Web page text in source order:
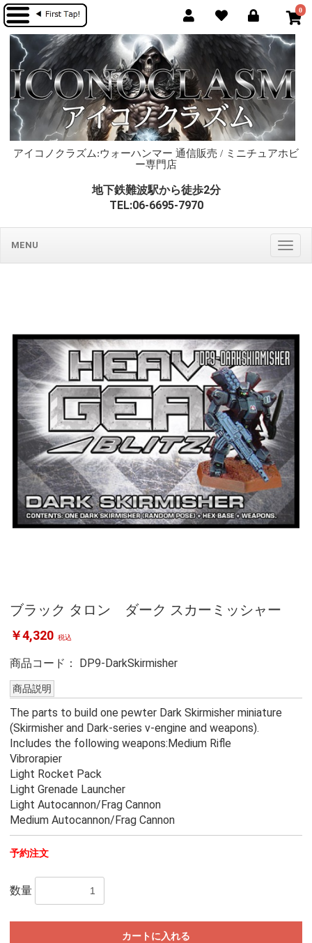
0
アイコノクラズム:ウォーハンマー 通信販売 / ミニチュアホビ
ー専門店
地下鉄難波駅から徒歩2分
TEL:06-6695-7970
MENU
ブラック タロン ダーク スカーミッシャー
￥4,320 税込
商品コード： DP9-DarkSkirmisher
商品説明
The parts to build one pewter Dark Skirmisher miniature
(Skirmisher and Dark-series v-engine and weapons).
Includes the following weapons:Medium Rifle
Vibrorapier
Light Rocket Pack
Light Grenade Launcher
Light Autocannon/Frag Cannon
Medium Autocannon/Frag Cannon
予約注文
数量
カートに入れる